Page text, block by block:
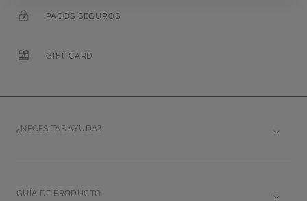
PAGOS SEGUROS
GIFT CARD
¿NECESITAS AYUDA?
GUÍA DE PRODUCTO